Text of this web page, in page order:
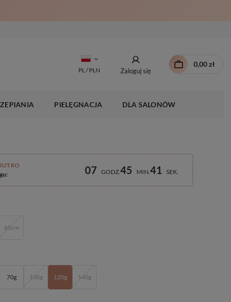
PL / PLN Zaloguj się
0,00 zł
PIELĘGNACJA DLA SALONÓW
07 GODZ 45 MIN 40 SEK
60cm
70g 100g 120g 140g